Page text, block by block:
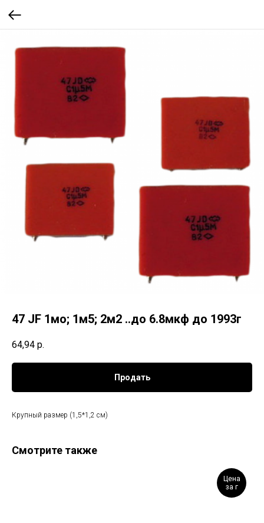
47 JF 1мо; 1м5; 2м2 ..до 6.8мкф до 1993г
64,94 р.
Продать
Крупный размер (1,5*1,2 см)
Смотрите также
Цена
за г